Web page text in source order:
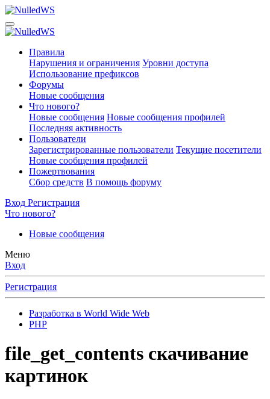
Правила
Нарушения и ограничения Уровни доступа
Использование префиксов
Форумы
Новые сообщения
Что нового?
Новые сообщения Новые сообщения профилей
Последняя активность
Пользователи
Зарегистрированные пользователи Текущие посетители
Новые сообщения профилей
Пожертвования
Сбор средств В помощь форуму
Вход Регистрация
Что нового?
Новые сообщения
Меню
Вход
Регистрация
Разработка в World Wide Web
PHP
file_get_contents скачивание
картинок